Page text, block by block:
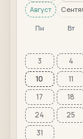
Август
Пн Вт
3
4
10
11
17
18
24
25
31